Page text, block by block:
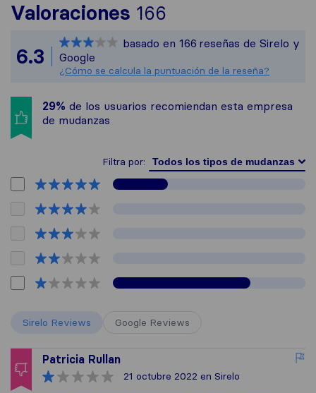
Valoraciones 166
Todas las
6.3
basado en 166 reseñas de Sirelo y
Google
¿Cómo se calcula la puntuación de la reseña?
29% de los usuarios recomiendan esta empresa
de mudanzas
Filtra por:
Sirelo Reviews Google Reviews
Patricia Rullan
21 octubre 2022 en Sirelo